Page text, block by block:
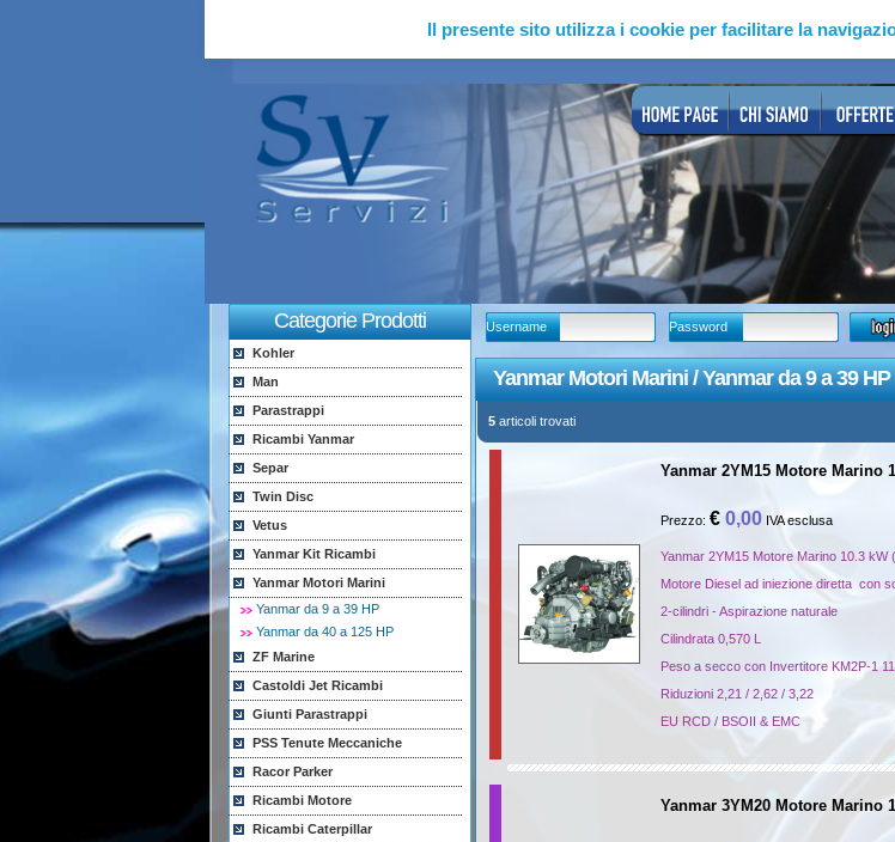
Il presente sito utilizza i cookie per facilitare la
Categorie Prodotti
Kohler
Man
Parastrappi
Ricambi Yanmar
Separ
Twin Disc
Vetus
Yanmar Kit Ricambi
Yanmar Motori Marini
Yanmar da 9 a 39 HP
Yanmar da 40 a 125 HP
ZF Marine
Castoldi Jet Ricambi
Giunti Parastrappi
PSS Tenute Meccaniche
Racor Parker
Ricambi Motore
Ricambi Caterpillar
Username Password
Yanmar Motori Marini / Yanmar da 9 a 39 HP
5articoli trovati
Yanmar 2YM15 Motore Marino
Prezzo: € 0,00 IVA esclusa
Yanmar 2YM15 Motore Marino 10.3 kW
Motore Diesel ad iniezione diretta con
2-cilindri - Aspirazione naturale
Cilindrata 0,570 L
Peso a secco con Invertitore KM2P-1
Riduzioni 2,21 / 2,62 / 3,22
EU RCD / BSOII & EMC
Yanmar 3YM20 Motore Marino